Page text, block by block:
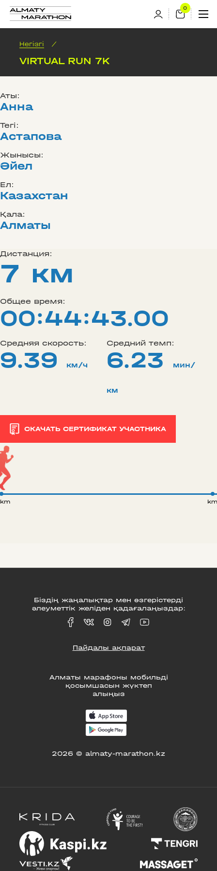
Негізгі /
VIRTUAL RUN 7K
Аты:
Анна
Тегі:
Астапова
Жынысы:
Әйел
Ел:
Казахстан
Қала:
Алматы
Дистанция:
7 км
Общее время:
00:44:43.00
Средняя скорость:
9.39 км/ч
Средний темп:
6.23 мин/
км
СКАЧАТЬ СЕРТИФИКАТ УЧАСТНИКА
km
Алматы марафоны мобильді
қосымшасын жүктеп
алыңыз
2026 © almaty-marathon.kz
Біздің жаңалықтар мен өзгерістерді
әлеуметтік желіден қадағалаңыздар:
Пайдалы ақпарат